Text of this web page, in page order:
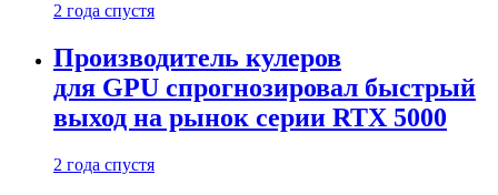
2 года спустя
Производитель кулеров
для GPU спрогнозировал быстрый
выход на рынок серии RTX 5000
2 года спустя